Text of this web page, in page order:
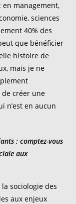
en management,
sciences
40% des
que bénéficier
histoire de
mais je ne
de créer une
n’est en aucun
: comptez-vous
aux
sociologie des
aux enjeux